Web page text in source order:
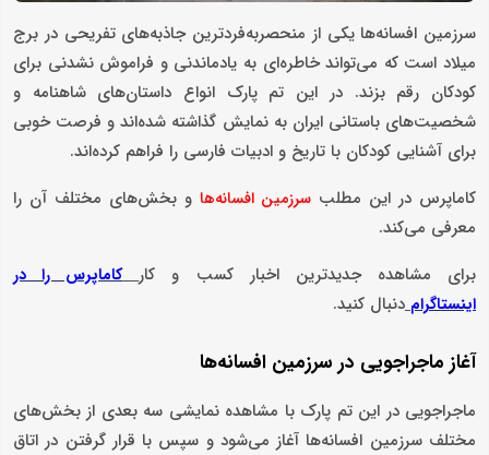
سرزمین افسانه‌ها یکی از منحصربه‌فردترین جاذبه‌های تفریحی در برج
میلاد است که می‌تواند خاطره‌ای به‌ یادماندنی و فراموش‌ نشدنی برای
کودکان رقم بزند. در این تم پارک انواع داستان‌های شاهنامه و
شخصیت‌های باستانی ایران به نمایش گذاشته شده‌اند و فرصت خوبی
برای آشنایی کودکان با تاریخ و ادبیات فارسی را فراهم کرده‌اند.
کاماپرس در این مطلب سرزمین‌ افسانه‌ها و بخش‌های مختلف آن را
معرفی می‌کند.
برای مشاهده جدیدترین اخبار کسب و کار
کاماپرس را در
اینستاگرام دنبال کنید.
آغاز ماجراجویی در سرزمین افسانه‌ها
ماجراجویی در این تم پارک با مشاهده‌ نمایشی سه بعدی از بخش‌های
مختلف سرزمین افسانه‌ها آغاز می‌شود و سپس با قرار گرفتن در اتاق‌